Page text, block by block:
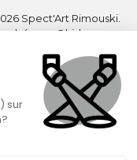
Spect'Art Rimouski.
par :Okidoo.ca
(« cookies »)